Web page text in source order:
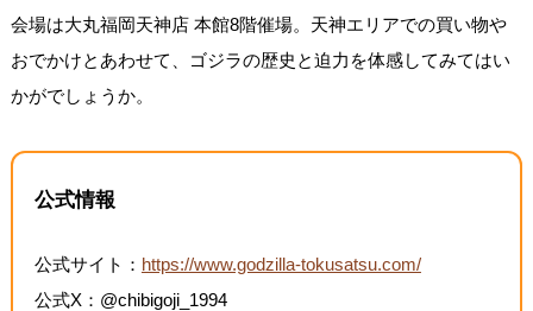
会場は大丸福岡天神店 本館8階催場。天神エリアでの買い物や
おでかけとあわせて、ゴジラの歴史と迫力を体感してみてはい
かがでしょうか。
公式情報
公式サイト： https://www.godzilla-tokusatsu.com/
公式X：@chibigoji_1994